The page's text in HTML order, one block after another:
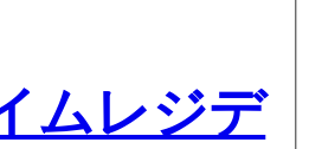
ムレジデ